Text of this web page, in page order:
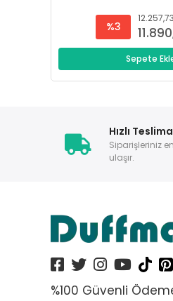
%3
Sepete
Hızlı
Siparişleriniz
ulaşır.
%100 Güvenli